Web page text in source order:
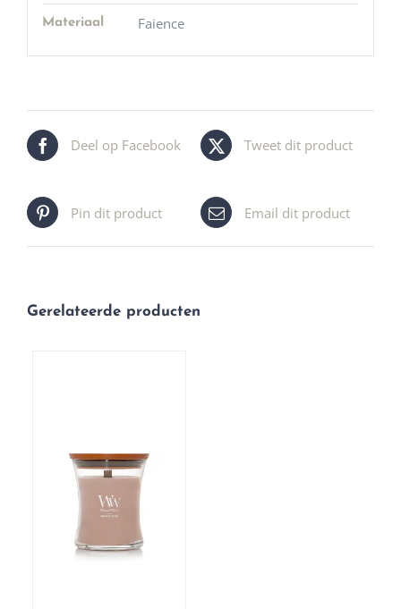
Materiaal Faience
Deel op Facebook Tweet dit product
Pin dit product Email dit product
Gerelateerde producten